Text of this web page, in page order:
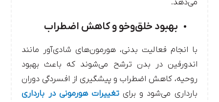
می‌دهد.
بهبود خلق‌وخو و کاهش اضطراب
با انجام فعالیت بدنی، هورمون‌های شادی‌آور مانند
اندورفین در بدن ترشح می‌شوند که باعث بهبود
روحیه، کاهش اضطراب و پیشگیری از افسردگی دوران
بارداری می‌شود و برایتغییرات هورمونی در بارداری